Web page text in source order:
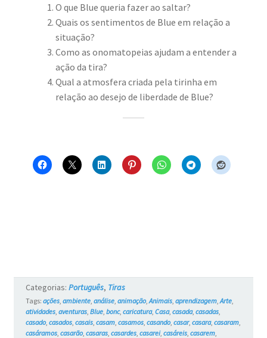
O que Blue queria fazer ao saltar?
Quais os sentimentos de Blue em relação a
situação?
Como as onomatopeias ajudam a entender a
ação da tira?
Qual a atmosfera criada pela tirinha em
relação ao desejo de liberdade de Blue?
Categorias: Português, Tiras
Tags: ações, ambiente, análise, animação, Animais, aprendizagem, Arte,
atividades, aventuras, Blue, bonc, caricatura, Casa, casada, casadas,
casado, casados, casais, casam, casamos, casando, casar, casara, casaram,
casáramos, casarão, casaras, casardes, casarei, casáreis, casarem,